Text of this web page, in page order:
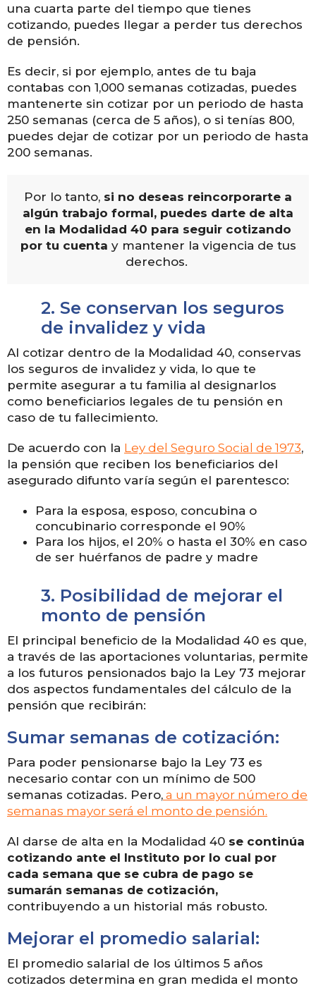
una cuarta parte del tiempo que tienes
cotizando, puedes llegar a perder tus derechos
de pensión.
Es decir, si por ejemplo, antes de tu baja
contabas con 1,000 semanas cotizadas, puedes
mantenerte sin cotizar por un periodo de hasta
250 semanas (cerca de 5 años), o si tenías 800,
puedes dejar de cotizar por un periodo de hasta
200 semanas.
Por lo tanto, si no deseas reincorporarte a
algún trabajo formal, puedes darte de alta
en la Modalidad 40 para seguir cotizando
por tu cuenta y mantener la vigencia de tus
derechos.
2. Se conservan los seguros
de invalidez y vida
Al cotizar dentro de la Modalidad 40, conservas
los seguros de invalidez y vida, lo que te
permite asegurar a tu familia al designarlos
como beneficiarios legales de tu pensión en
caso de tu fallecimiento.
De acuerdo con la Ley del Seguro Social de 1973,
la pensión que reciben los beneficiarios del
asegurado difunto varía según el parentesco:
Para la esposa, esposo, concubina o
concubinario corresponde el 90%
Para los hijos, el 20% o hasta el 30% en caso
de ser huérfanos de padre y madre
3. Posibilidad de mejorar el
monto de pensión
El principal beneficio de la Modalidad 40 es que,
a través de las aportaciones voluntarias, permite
a los futuros pensionados bajo la Ley 73 mejorar
dos aspectos fundamentales del cálculo de la
pensión que recibirán:
Sumar semanas de cotización:
Para poder pensionarse bajo la Ley 73 es
necesario contar con un mínimo de 500
semanas cotizadas. Pero, a un mayor número de
semanas mayor será el monto de pensión.
Al darse de alta en la Modalidad 40 se continúa
cotizando ante el Instituto por lo cual por
cada semana que se cubra de pago se
sumarán semanas de cotización,
contribuyendo a un historial más robusto.
Mejorar el promedio salarial:
El promedio salarial de los últimos 5 años
cotizados determina en gran medida el monto